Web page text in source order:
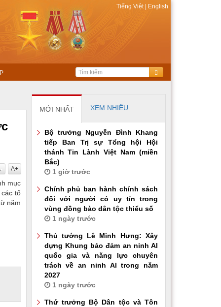
Tiếng Việt English
A+
mục
tổ
năm
MỚI NHẤT XEM NHIỀU
Bộ trưởng Nguyễn Đình Khang
tiếp Ban Trị sự Tổng hội Hội
thánh Tin Lành Việt Nam (miền
Bắc)
1 giờ trước
Chính phủ ban hành chính sách
đối với người có uy tín trong
vùng đồng bào dân tộc thiểu số
1 ngày trước
Thủ tướng Lê Minh Hưng: Xây
dựng Khung bảo đảm an ninh AI
quốc gia và năng lực chuyên
trách về an ninh AI trong năm
2027
1 ngày trước
Thứ trưởng Bộ Dân tộc và Tôn